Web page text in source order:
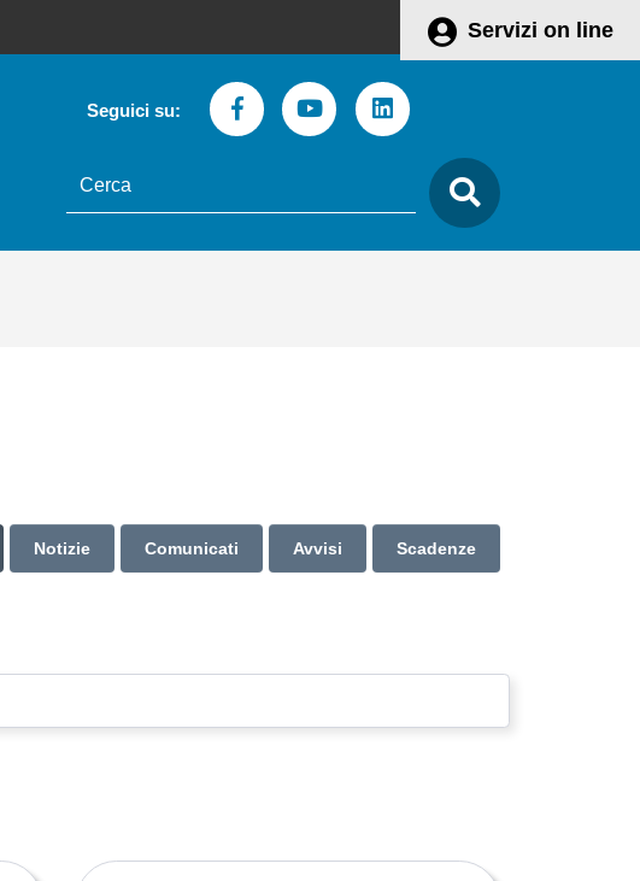
Servizi on line
Seguici su: FacebookYoutubeLinkedin
testo
da
cercare
Notizie Comunicati Avvisi Scadenze